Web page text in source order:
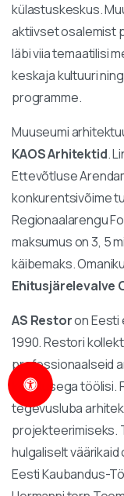
külastuskeskus.
aktiivset osalemist
läbi viia temaatilisi
keskaja kultuuri
programme.
Muuseumi
KAOS Arhitektid.
Ettevõtluse
konkurentsivõime
Regionaalarengu
maksumus on 3, 5
käibemaks.
Ehitusjärelevalve
AS Restoron
1990. Restori
professionaalseid
koolitusega
tegevusluba
projekteerimiseks.
hulgaliselt
Eesti Kaubandus-